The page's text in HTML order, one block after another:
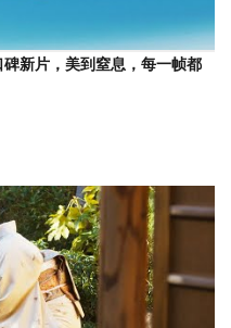
碑新片，美到窒息，每一帧都